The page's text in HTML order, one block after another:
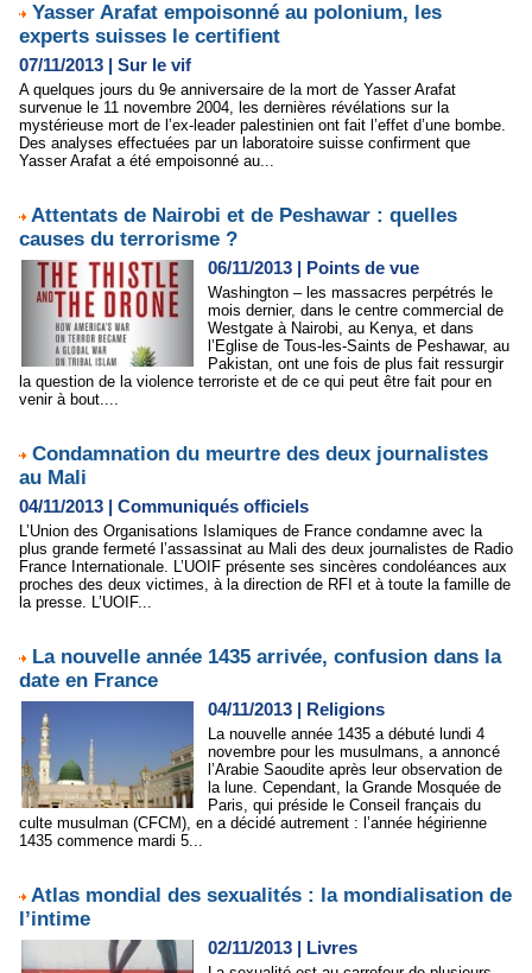
Yasser Arafat empoisonné au polonium, les
experts suisses le certifient
07/11/2013 | Sur le vif
A quelques jours du 9e anniversaire de la mort de Yasser Arafat
survenue le 11 novembre 2004, les dernières révélations sur la
mystérieuse mort de l’ex-leader palestinien ont fait l’effet d’une bombe.
Des analyses effectuées par un laboratoire suisse confirment que
Yasser Arafat a été empoisonné au...
Attentats de Nairobi et de Peshawar : quelles
causes du terrorisme ?
06/11/2013 | Points de vue
Washington – les massacres perpétrés le
mois dernier, dans le centre commercial de
Westgate à Nairobi, au Kenya, et dans
l’Eglise de Tous-les-Saints de Peshawar, au
Pakistan, ont une fois de plus fait ressurgir
la question de la violence terroriste et de ce qui peut être fait pour en
venir à bout....
Condamnation du meurtre des deux journalistes
au Mali
04/11/2013 | Communiqués officiels
L’Union des Organisations Islamiques de France condamne avec la
plus grande fermeté l’assassinat au Mali des deux journalistes de Radio
France Internationale. L’UOIF présente ses sincères condoléances aux
proches des deux victimes, à la direction de RFI et à toute la famille de
la presse. L’UOIF...
La nouvelle année 1435 arrivée, confusion dans la
date en France
04/11/2013 | Religions
La nouvelle année 1435 a débuté lundi 4
novembre pour les musulmans, a annoncé
l’Arabie Saoudite après leur observation de
la lune. Cependant, la Grande Mosquée de
Paris, qui préside le Conseil français du
culte musulman (CFCM), en a décidé autrement : l’année hégirienne
1435 commence mardi 5...
Atlas mondial des sexualités : la mondialisation de
l’intime
02/11/2013 | Livres